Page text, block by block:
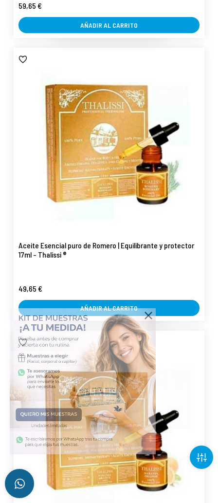
59,65 €
AÑADIR AL CARRITO
Aceite Esencial puro de Romero | Equilibrante y protector
17ml - Thalissi ®
49,65 €
AÑADIR AL CARRITO